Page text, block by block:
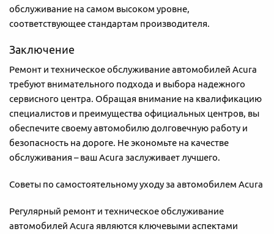
обслуживание на самом высоком уровне,
соответствующее стандартам производителя.
Заключение
Ремонт и техническое обслуживание автомобилей Acura
требуют внимательного подхода и выбора надежного
сервисного центра. Обращая внимание на квалификацию
специалистов и преимущества официальных центров, вы
обеспечите своему автомобилю долговечную работу и
безопасность на дороге. Не экономьте на качестве
обслуживания – ваш Acura заслуживает лучшего.
Советы по самостоятельному уходу за автомобилем Acura
Регулярный ремонт и техническое обслуживание
автомобилей Acura являются ключевыми аспектами